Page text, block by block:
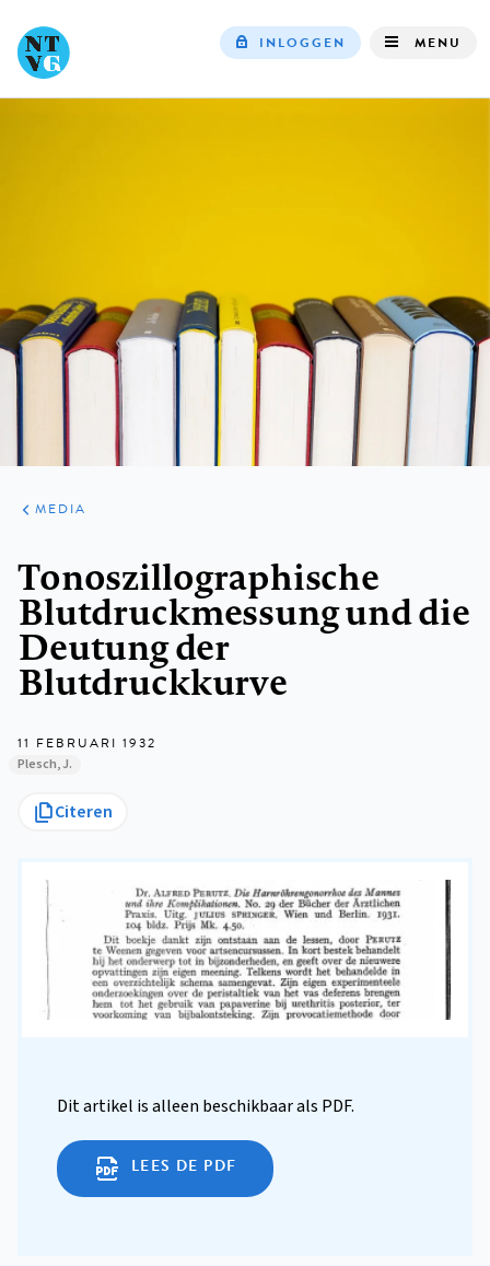
INLOGGEN MENU
ARTIKELEN
VARIA
MEDIA
Tonoszillographische
Blutdruckmessung und die
Deutung der
Blutdruckkurve
11 FEBRUARI 1932
Plesch, J.
Citeren
Dit artikel is alleen beschikbaar als PDF.
LEES DE PDF